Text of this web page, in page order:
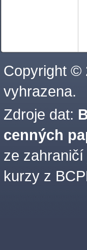
Copyright ©
vyhrazena.
Zdroje dat:
cenných
ze
kurzy z